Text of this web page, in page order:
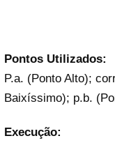
Pontos Utilizados:
P.a. (Ponto Alto);
Baixíssimo); p.b.
Execução: